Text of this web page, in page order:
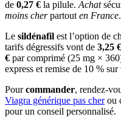
de 0,27 € la pilule. Achat
moins cherpartout en France.
Le sildénafil est l’option de
tarifs dégressifs vont de 3,25 €
€ par comprimé (25 mg ×
express et remise de 10 %
Pourcommander, rendez-
Viagra générique pas cherou
pour un conseil personnalisé.